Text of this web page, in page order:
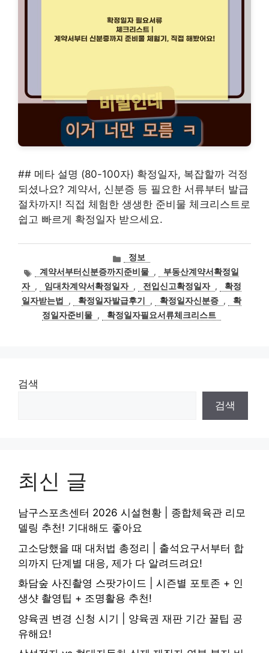
## 메타 설명 (80-100자) 확정일자, 복잡할까 걱정
되셨나요? 계약서, 신분증 등 필요한 서류부터 발급
절차까지! 직접 체험한 생생한 준비물 체크리스트로
쉽고 빠르게 확정일자 받으세요.
카
테
고
리
정보
태계약서부터신분증까지준비물 ,
부동산계약서확정일
자 , 임대차계약서확정일자 , 전입신고확정일자 ,
확정
일자받는법
, 확정일자발급후기 , 확정일자신분증 ,
확
정일자준비물 , 확정일자필요서류체크리스트
검색
검색
최신 글
남구스포츠센터 2026 시설현황 | 종합체육관 리모
델링 추천! 기대해도 좋아요
고소당했을 때 대처법 총정리 | 출석요구서부터 합
의까지 단계별 대응, 제가 다 알려드려요!
화담숲 사진촬영 스팟가이드 | 시즌별 포토존 + 인
생샷 촬영팁 + 조명활용 추천!
양육권 변경 신청 시기 | 양육권 재판 기간 꿀팁 공
유해요!